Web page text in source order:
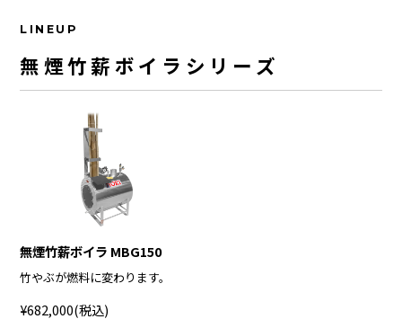
LINEUP
無煙竹薪ボイラシリーズ
無煙竹薪ボイラ MBG150
竹やぶが燃料に変わります。
¥682,000(税込)